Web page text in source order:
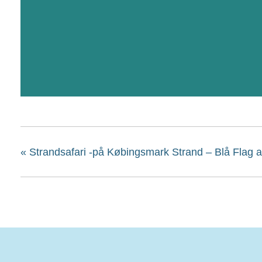
« Strandsafari -på Købingsmark Strand – Blå Flag